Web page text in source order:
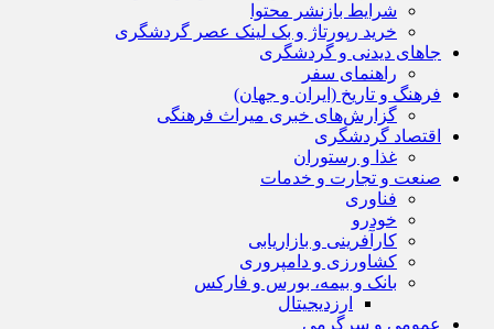
شرایط بازنشر محتوا
خرید رپورتاژ و بک لینک عصر گردشگری
جاهای دیدنی و گردشگری
راهنمای سفر
فرهنگ و تاریخ (ایران و جهان)
گزارش‌های خبری میراث فرهنگی
اقتصاد گردشگری
غذا و رستوران
صنعت و تجارت و خدمات
فناوری
خودرو
کارآفرینی و بازاریابی
کشاورزی و دامپروری
بانک و بیمه، بورس و فارکس
ارزدیجیتال
عمومی و سرگرمی